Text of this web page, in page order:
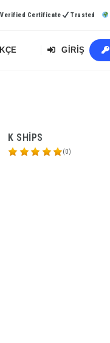
Verified Certificate Trusted
GIRIŞ
K SHIPS
(0)